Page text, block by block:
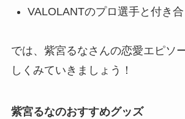
VALOLANTのプロ選手と付き合
では、紫宮るなさんの恋愛エピソ
しくみていきましょう！
紫宮るなのおすすめグッズ